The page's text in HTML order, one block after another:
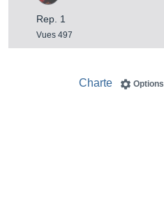
Rep. 1
Vues 497
Options
Charte